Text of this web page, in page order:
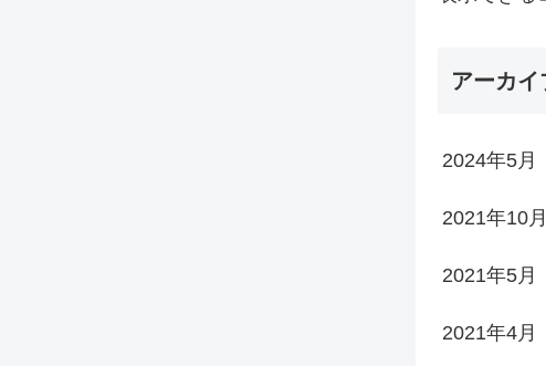
アーカイ
2024年5月
2021年10月
2021年5月
2021年4月